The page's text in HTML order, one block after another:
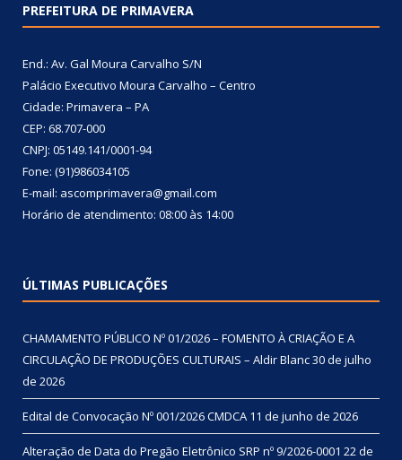
PREFEITURA DE PRIMAVERA
End.: Av. Gal Moura Carvalho S/N
Palácio Executivo Moura Carvalho – Centro
Cidade: Primavera – PA
CEP: 68.707-000
CNPJ: 05149.141/0001-94
Fone: (91)986034105
E-mail: ascomprimavera@gmail.com
Horário de atendimento: 08:00 às 14:00
ÚLTIMAS PUBLICAÇÕES
CHAMAMENTO PÚBLICO Nº 01/2026 – FOMENTO À CRIAÇÃO E A
CIRCULAÇÃO DE PRODUÇÕES CULTURAIS – Aldir Blanc30 de julho
de 2026
Edital de Convocação Nº 001/2026 CMDCA 11 de junho de 2026
Alteração de Data do Pregão Eletrônico SRP nº 9/2026-0001 22 de